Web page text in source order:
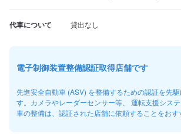
代車について 貸出なし
電子制御装置整備認証取得店舗です
先進安全自動車 (ASV) を整備するための認証を先
す。カメラやレーダーセンサー等、 運転支援シス
車の整備は、認証された店舗に依頼することをおす